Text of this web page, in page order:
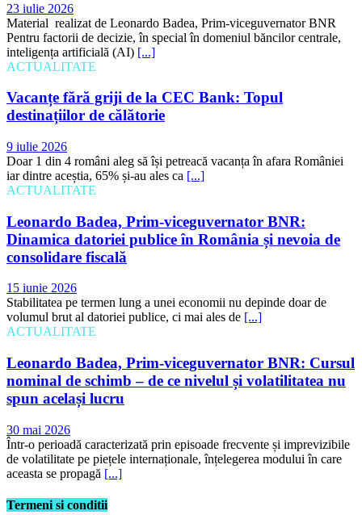
23 iulie 2026
Material realizat de Leonardo Badea, Prim-viceguvernator BNR
Pentru factorii de decizie, în special în domeniul băncilor centrale,
inteligența artificială (AI) [...]
ACTUALITATE
Vacanțe fără griji de la CEC Bank: Topul
destinațiilor de călătorie
9 iulie 2026
Doar 1 din 4 români aleg să își petreacă vacanța în afara României
iar dintre aceștia, 65% și-au ales ca [...]
ACTUALITATE
Leonardo Badea, Prim-viceguvernator BNR:
Dinamica datoriei publice în România și nevoia de
consolidare fiscală
15 iunie 2026
Stabilitatea pe termen lung a unei economii nu depinde doar de
volumul brut al datoriei publice, ci mai ales de [...]
ACTUALITATE
Leonardo Badea, Prim-viceguvernator BNR: Cursul
nominal de schimb – de ce nivelul și volatilitatea nu
spun același lucru
30 mai 2026
Într-o perioadă caracterizată prin episoade frecvente și imprevizibile
de volatilitate pe piețele internaționale, înțelegerea modului în care
aceasta se propagă [...]
Termeni si conditii